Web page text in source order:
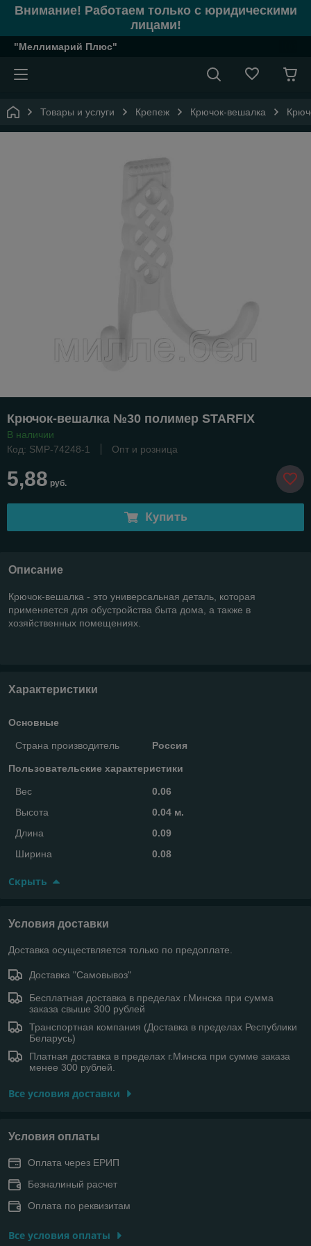
Внимание! Работаем только с юридическими
лицами!
"Меллимарий Плюс"
Товары и услуги Крепеж Крючок-вешалка
Крючок-вешалка №30 полимер STARFIX
В наличии
Код: SMP-74248-1
Опт и розница
5,88 руб.
Купить
Описание
Крючок-вешалка - это универсальная деталь, которая
применяется для обустройства быта дома, а также в
хозяйственных помещениях.
Характеристики
Основные
Страна производитель Россия
Пользовательские характеристики
Вес
0.06
Высота
0.04 м.
Длина
0.09
Ширина
0.08
Скрыть
Условия доставки
Доставка осуществляется только по предоплате.
Доставка "Самовывоз"
Бесплатная доставка в пределах г.Минска при сумма
заказа свыше 300 рублей
Транспортная компания (Доставка в пределах Республики
Беларусь)
Платная доставка в пределах г.Минска при сумме заказа
менее 300 рублей.
Все условия доставки
Условия оплаты
Оплата через ЕРИП
Безналиный расчет
Оплата по реквизитам
Все условия оплаты